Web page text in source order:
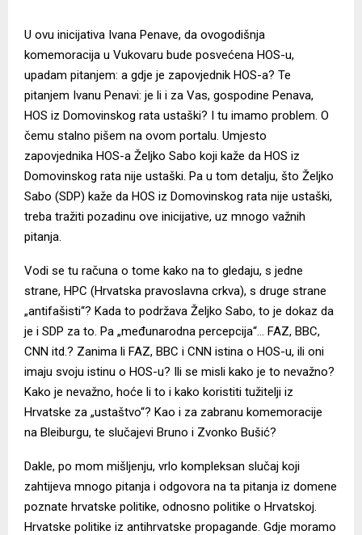
U ovu inicijativa Ivana Penave, da ovogodišnja
komemoracija u Vukovaru bude posvećena HOS-u,
upadam pitanjem: a gdje je zapovjednik HOS-a? Te
pitanjem Ivanu Penavi: je li i za Vas, gospodine Penava,
HOS iz Domovinskog rata ustaški? I tu imamo problem. O
čemu stalno pišem na ovom portalu. Umjesto
zapovjednika HOS-a Željko Sabo koji kaže da HOS iz
Domovinskog rata nije ustaški. Pa u tom detalju, što Željko
Sabo (SDP) kaže da HOS iz Domovinskog rata nije ustaški,
treba tražiti pozadinu ove inicijative, uz mnogo važnih
pitanja.
Vodi se tu računa o tome kako na to gledaju, s jedne
strane, HPC (Hrvatska pravoslavna crkva), s druge strane
„antifašisti“? Kada to podržava Željko Sabo, to je dokaz da
je i SDP za to. Pa „međunarodna percepcija“… FAZ, BBC,
CNN itd.? Zanima li FAZ, BBC i CNN istina o HOS-u, ili oni
imaju svoju istinu o HOS-u? Ili se misli kako je to nevažno?
Kako je nevažno, hoće li to i kako koristiti tužitelji iz
Hrvatske za „ustaštvo“? Kao i za zabranu komemoracije
na Bleiburgu, te slučajevi Bruno i Zvonko Bušić?
Dakle, po mom mišljenju, vrlo kompleksan slučaj koji
zahtijeva mnogo pitanja i odgovora na ta pitanja iz domene
poznate hrvatske politike, odnosno politike o Hrvatskoj.
Hrvatske politike iz antihrvatske propagande. Gdje moramo